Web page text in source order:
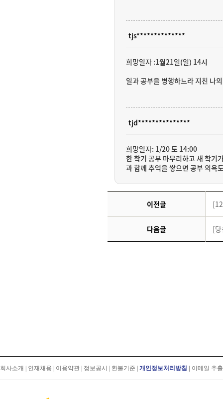
tjs**************
희망일자 :1월21일(일) 14시
일과 공부을 병행하느라 지친 나
tjd***************
희망일자: 1/20 토 14:00
한 학기 공부 마무리하고 새 학기
과 함께 추억을 쌓으면 공부 의욕
이전글
다음글 [
회사소개 인재채용 이용약관 정보공시 환불기준 개인정보처리방침 이메일 추